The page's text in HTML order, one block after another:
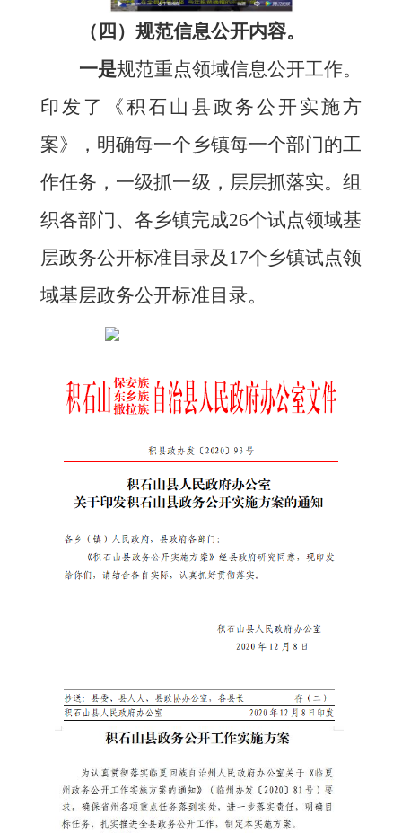
（ 四 ） 规范信息公开内容。
一是规范重点领域信息公开工作。
印发了《积石山县政务公开实施方
案》，明确每一个乡镇每一个部门的工
作任务，一级抓一级，层层抓落实。 组
织各部门、各乡镇完成26个试点领域基
层政务公开标准目录及17个乡镇试点领
域基层政务公开标准目录。